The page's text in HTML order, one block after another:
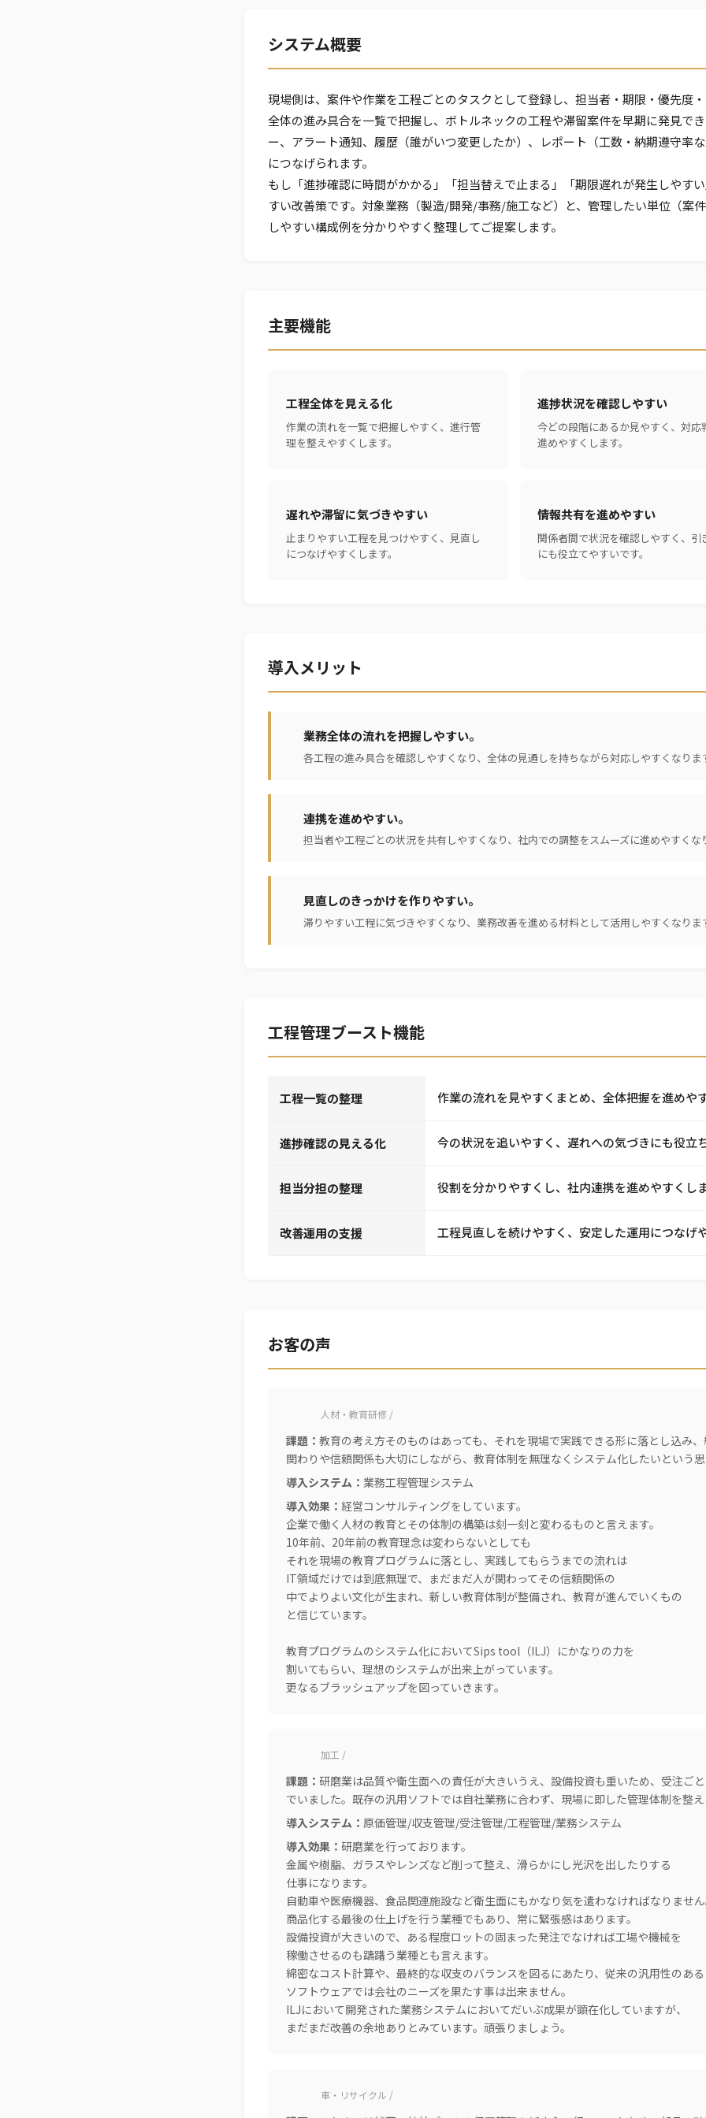
システム概要
現場側は、案件や作業を工程ごとのタスクとして登録し、担当者・期限・優先度
全体の進み具合を一覧で把握し、ボトルネックの工程や滞留案件を早期に発見で
ー、アラート通知、履歴（誰がいつ変更したか）、レポート（工数・納期遵守率
につなげられます。
もし「進捗確認に時間がかかる」「担当替えで止まる」「期限遅れが発生しやす
すい改善策です。対象業務（製造/開発/事務/施工など）と、管理したい単位（案
しやすい構成例を分かりやすく整理してご提案します。
主要機能
工程全体を見える化
作業の流れを一覧で把握しやすく、進行管
理を整えやすくします。
進捗状況を確認しやすい
今どの段階にあるか見やすく、対応
進めやすくします。
遅れや滞留に気づきやすい
止まりやすい工程を見つけやすく、見直し
につなげやすくします。
情報共有を進めやすい
関係者間で状況を確認しやすく、引
にも役立てやすいです。
導入メリット
業務全体の流れを把握しやすい。
各工程の進み具合を確認しやすくなり、全体の見通しを持ちながら対応しやすくなりま
連携を進めやすい。
担当者や工程ごとの状況を共有しやすくなり、社内での調整をスムーズに進めやすくな
見直しのきっかけを作りやすい。
滞りやすい工程に気づきやすくなり、業務改善を進める材料として活用しやすくなりま
工程管理ブースト機能
工程一覧の整理 作業の流れを見やすくまとめ、全体把握を進めや
進捗確認の見える化 今の状況を追いやすく、遅れへの気づきにも役立
担当分担の整理 役割を分かりやすくし、社内連携を進めやすくしま
改善運用の支援 工程見直しを続けやすく、安定した運用につなげ
お客の声
人材・教育研修 /
課題： 教育の考え方そのものはあっても、それを現場で実践できる形に落とし込み
関わりや信頼関係も大切にしながら、教育体制を無理なくシステム化したいという思
導入システム： 業務工程管理システム
導入効果： 経営コンサルティングをしています。
企業で働く人材の教育とその体制の構築は刻一刻と変わるものと言えます。
10年前、20年前の教育理念は変わらないとしても
それを現場の教育プログラムに落とし、実践してもらうまでの流れは
IT領域だけでは到底無理で、まだまだ人が関わってその信頼関係の
中でよりよい文化が生まれ、新しい教育体制が整備され、教育が進んでいくもの
と信じています。
教育プログラムのシステム化においてSips tool（ILJ）にかなりの力を
割いてもらい、理想のシステムが出来上がっています。
更なるブラッシュアップを図っていきます。
加工 /
課題： 研磨業は品質や衛生面への責任が大きいうえ、設備投資も重いため、受注ご
でいました。既存の汎用ソフトでは自社業務に合わず、現場に即した管理体制を整え
導入システム： 原価管理/収支管理/受注管理/工程管理/業務システム
導入効果： 研磨業を行っております。
金属や樹脂、ガラスやレンズなど削って整え、滑らかにし光沢を出したりする
仕事になります。
自動車や医療機器、食品関連施設など衛生面にもかなり気を遣わなければなりません
商品化する最後の仕上げを行う業種でもあり、常に緊張感はあります。
設備投資が大きいので、ある程度ロットの固まった発注でなければ工場や機械を
稼働させるのも躊躇う業種とも言えます。
綿密なコスト計算や、最終的な収支のバランスを図るにあたり、従来の汎用性のある
ソフトウェアでは会社のニーズを果たす事は出来ません。
ILJにおいて開発された業務システムにおいてだいぶ成果が顕在化していますが、
まだまだ改善の余地ありとみています。頑張りましょう。
車・リサイクル /